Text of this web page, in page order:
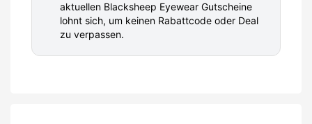
aktuellen Blacksheep Eyewear Gutscheine
lohnt sich, um keinen Rabattcode oder Deal
zu verpassen.